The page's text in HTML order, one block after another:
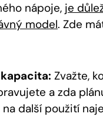
nápoje, je
model. Zde
Zvažte,
a zda
další použití